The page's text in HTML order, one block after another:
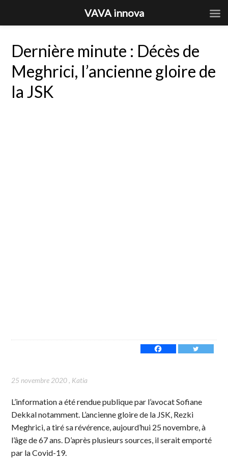
Dernière minute : Décès de
Meghrici, l’ancienne gloire de
la JSK
25 novembre 2020, Katia
L’information a été rendue publique par l’avocat Sofiane
Dekkal notamment. L’ancienne gloire de la JSK, Rezki
Meghrici, a tiré sa révérence, aujourd’hui 25 novembre, à
l’âge de 67 ans. D’après plusieurs sources, il serait emporté
par la Covid-19.
VAVA innova